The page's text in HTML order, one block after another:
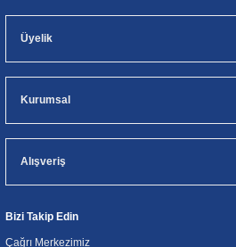
Üyelik
Kurumsal
Alışveriş
Bizi Takip Edin
Çağrı Merkezimiz